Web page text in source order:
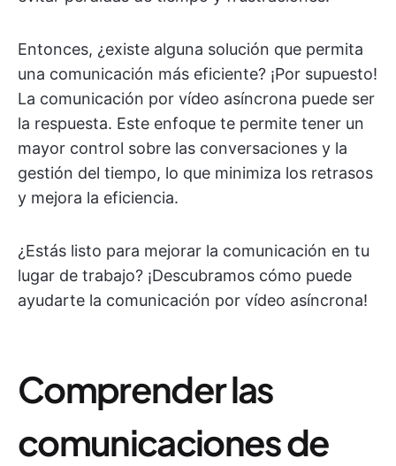
Entonces, ¿existe alguna solución que permita
una comunicación más eficiente? ¡Por supuesto!
La comunicación por vídeo asíncrona puede ser
la respuesta. Este enfoque te permite tener un
mayor control sobre las conversaciones y la
gestión del tiempo, lo que minimiza los retrasos
y mejora la eficiencia.
¿Estás listo para mejorar la comunicación en tu
lugar de trabajo? ¡Descubramos cómo puede
ayudarte la comunicación por vídeo asíncrona!
Comprender las
comunicaciones de